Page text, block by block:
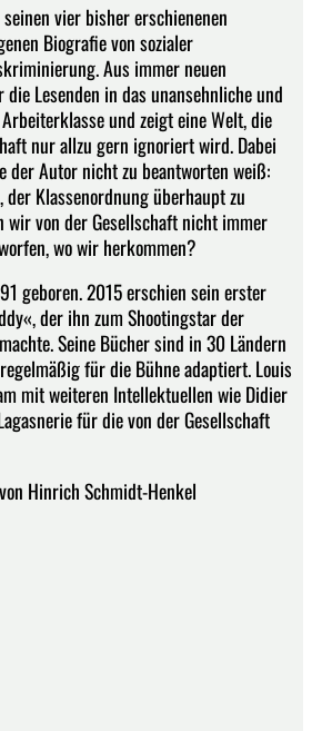
vier bisher erschienenen
Biografie von sozialer
Aus immer neuen
Lesenden in das unansehnliche und
und zeigt eine Welt, die
nur allzu gern ignoriert wird. Dabei
der Autor nicht zu beantworten weiß:
Klassenordnung überhaupt zu
wir von der Gesellschaft nicht immer
wo wir herkommen?
geboren. 2015 erschien sein erster
der ihn zum Shootingstar der
Seine Bücher sind in 30 Ländern
für die Bühne adaptiert. Louis
mit weiteren Intellektuellen wie Didier
für die von der Gesellschaft
Hinrich Schmidt-Henkel